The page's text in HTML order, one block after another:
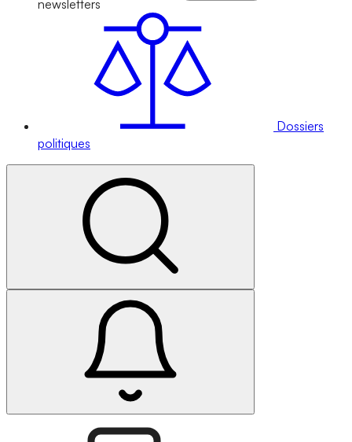
newsletters
Dossiers
politiques